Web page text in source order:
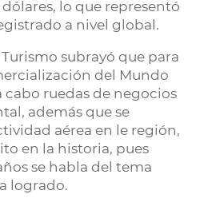
lo que representó
a nivel global.
subrayó que para
del Mundo
cabo ruedas de negocios
además que se
aérea en le región,
en la historia, pues
se habla del tema
logrado.